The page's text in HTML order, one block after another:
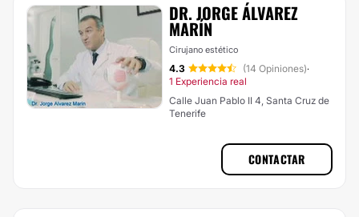
DR. JORGE ÁLVAREZ
MARÍN
Cirujano estético
4.3 (14 Opiniones)·
1 Experiencia real
Calle Juan Pablo II 4, Santa Cruz de
Tenerife
CONTACTAR